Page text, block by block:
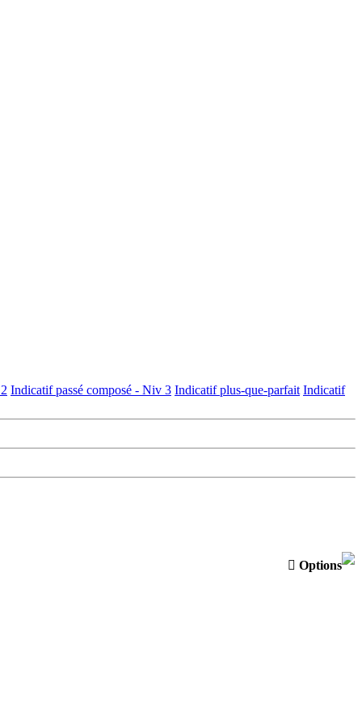
Indicatif passé composé - Niv 3 Indicatif plus-que-parfait Indicatif
 Options